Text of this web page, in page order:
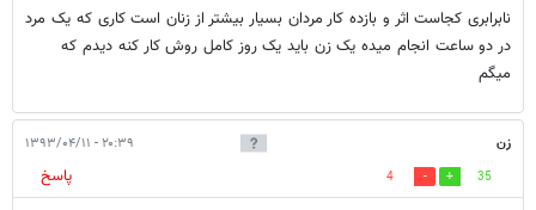
نابرابری کجاست اثر و بازده کار مردان بسیار بیشتر از زنان است کاری که یک مرد
در دو ساعت انجام میده یک زن باید یک روز کامل روش کار کنه دیدم که
میگم
زن ۲۰:۳۹ - ۱۳۹۳/۰۴/۱۱
35
4
پاسخ